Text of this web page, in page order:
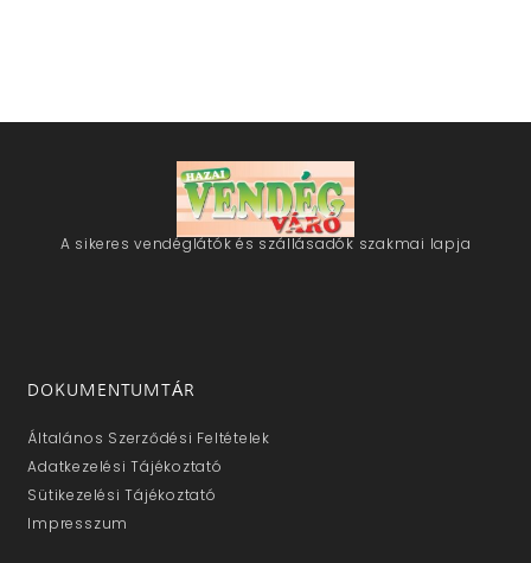
A sikeres vendéglátók és szállásadók szakmai lapja
DOKUMENTUMTÁR
Általános Szerződési Feltételek
Adatkezelési Tájékoztató
Sütikezelési Tájékoztató
Impresszum